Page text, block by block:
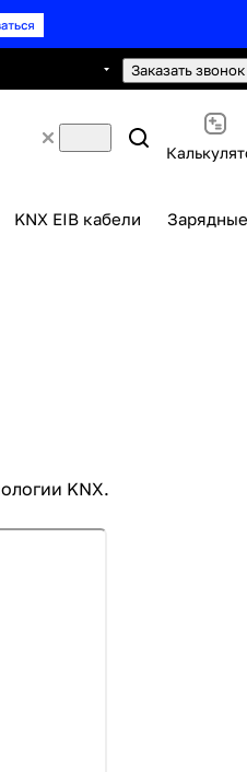
Заказать звонок
KNX EIB кабели
KNX.